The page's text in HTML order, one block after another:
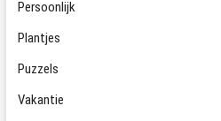
Persoonlijk
Plantjes
Puzzels
Vakantie